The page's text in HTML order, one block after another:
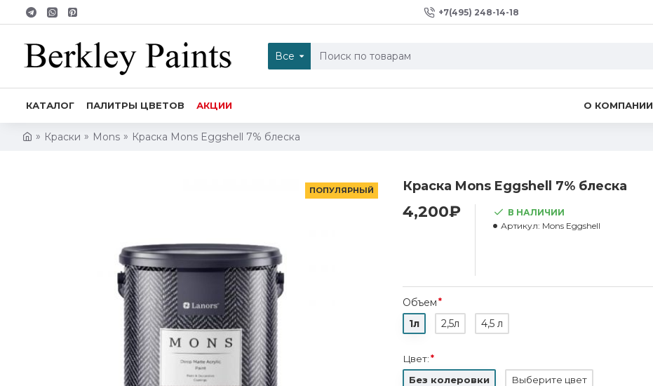
+7(495) 248-14-18
Все
КАТАЛОГ ПАЛИТРЫ ЦВЕТОВ АКЦИИ О КОМПАНИИ
Краски Mons Краска Mons Eggshell 7% блеска
ПОПУЛЯРНЫЙ Краска Mons Eggshell 7% блеска
4,200₽
В НАЛИЧИИ
Артикул: Mons Eggshell
Объем
1л
2,5л 4,5 л
Цвет:
Без колеровки
Выберите цвет